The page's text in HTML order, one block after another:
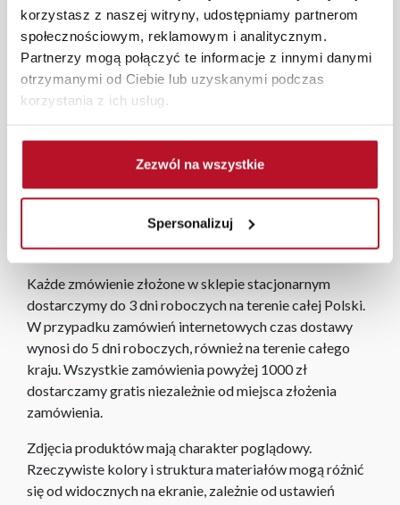
korzystasz z naszej witryny, udostępniamy partnerom
społecznościowym, reklamowym i analitycznym.
Partnerzy mogą połączyć te informacje z innymi danymi
otrzymanymi od Ciebie lub uzyskanymi podczas
korzystania z ich usług.
Zezwól na wszystkie
Spersonalizuj
zarówno do klasycznych, jak i nowoczesnych dekoracji.
Smukła forma świec idealnie sprawdzi się w
świecznikach, stroikach, na świątecznym stole lub
komodzie. Delikatne światło LED realistycznie imituje
migotanie płomienia, tworząc ciepły i bezpieczny blask
bez użycia otwartego ognia. Wymiary jednej świecy to
Świeca jest przystosowana do obsługi pilotem (pilot nie
znajduje się w zestawie – można dokupić go osobno).
Zasilanie odbywa się za pomocą 2 baterii AA, które
Każde zmówienie złożone w sklepie stacjonarnym
dostarczymy do 3 dni roboczych na terenie całej Polski.
W przypadku zamówień internetowych czas dostawy
wynosi do 5 dni roboczych, również na terenie całego
kraju. Wszystkie zamówienia powyżej 1000 zł
dostarczamy gratis niezależnie od miejsca złożenia
zamówienia.
Zdjęcia produktów mają charakter poglądowy.
Rzeczywiste kolory i struktura materiałów mogą różnić
się od widocznych na ekranie, zależnie od ustawień